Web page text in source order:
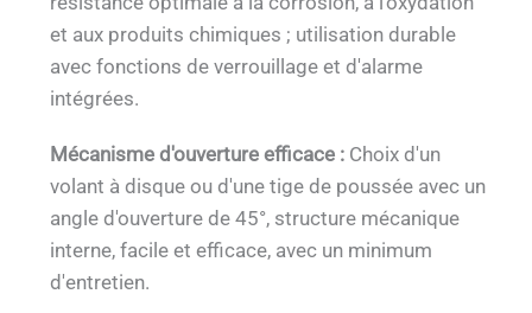
et aux produits chimiques ; utilisation durable
avec fonctions de verrouillage et d'alarme
intégrées.
Mécanisme d'ouverture efficace : Choix d'un
volant à disque ou d'une tige de poussée avec un
angle d'ouverture de 45°, structure mécanique
interne, facile et efficace, avec un minimum
d'entretien.